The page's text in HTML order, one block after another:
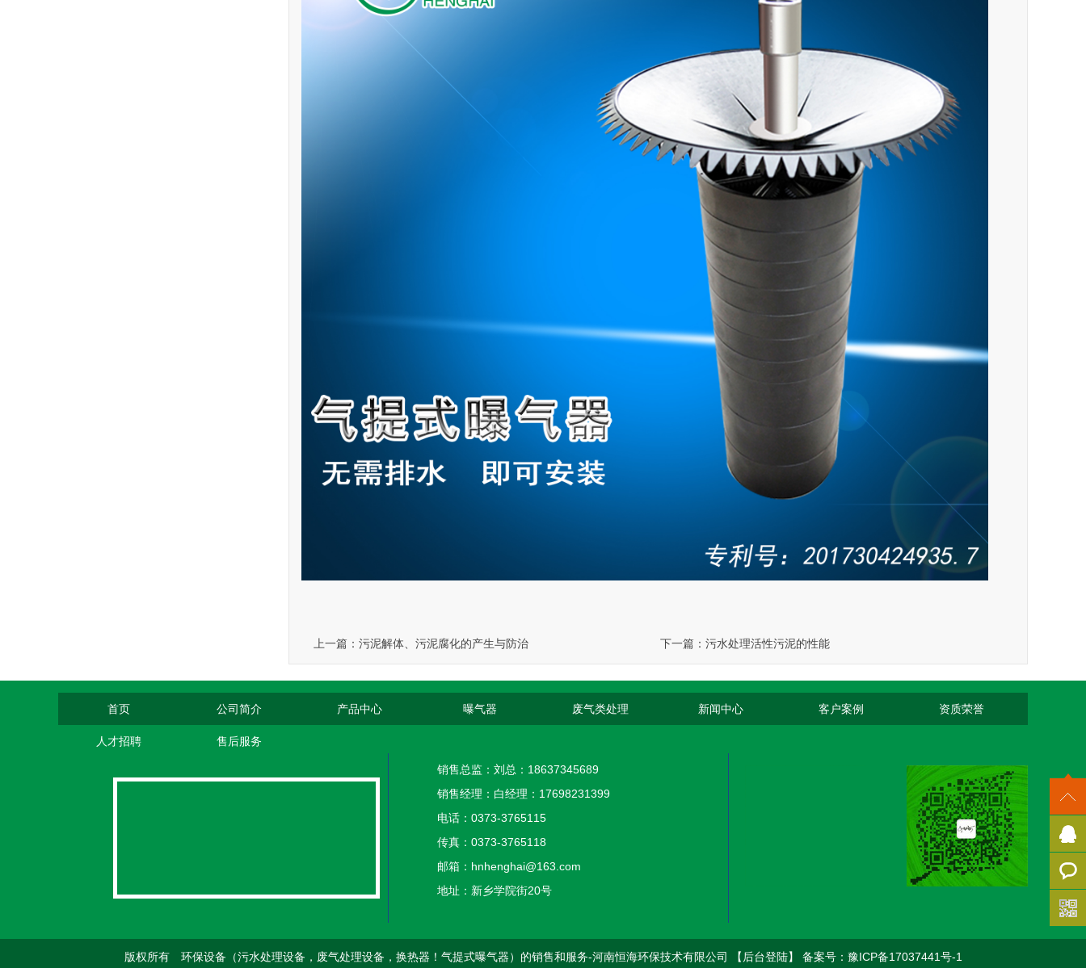
上一篇： 污泥解体、污泥腐化的产生与防治 下一篇：污水处理活性污泥的性能
首页 公司简介 产品中心 曝气器 废气类处理 新闻中心 客户案例 资质荣誉
人才招聘 售后服务
销售总监：刘总：18637345689
销售经理：白经理：17698231399
电话：0373-3765115
传真：0373-3765118
邮箱：hnhenghai@163.com
地址：新乡学院街20号
版权所有 环保设备（污水处理设备，废气处理设备，换热器！气提式曝气器）的销售和服务-河南恒海环保技术有限公司 【后台登陆】 备案号：豫ICP备17037441号-1
QQ咨
询
在线留
言